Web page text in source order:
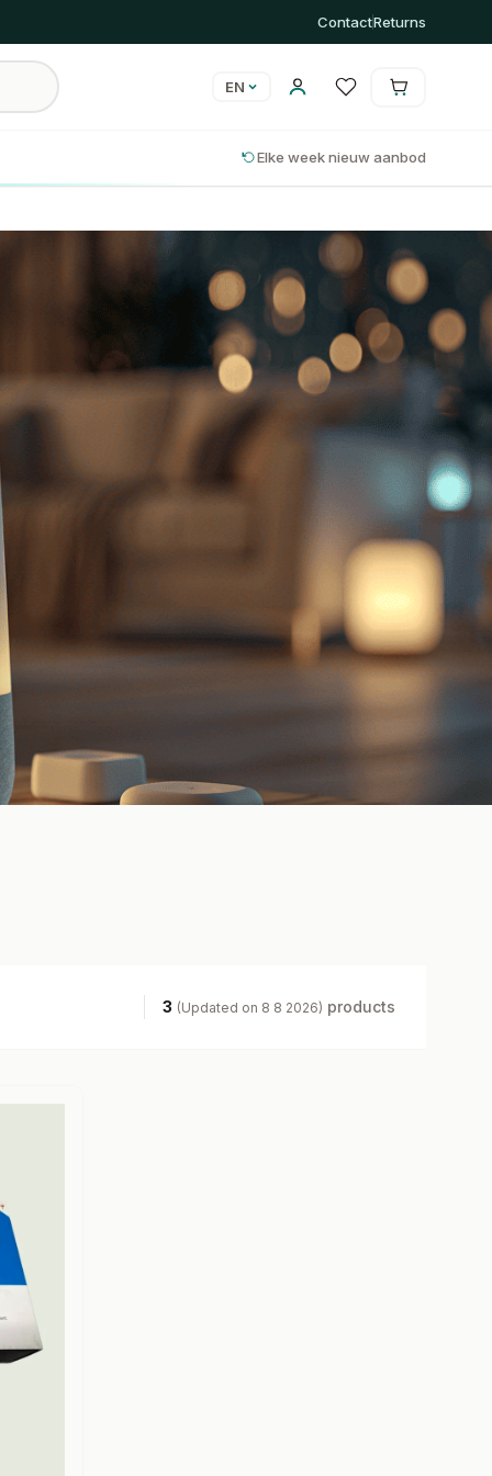
ContactReturns
EN
Cart is empty
Elke week nieuw aanbod
3 (Updated on 8 8 2026) products